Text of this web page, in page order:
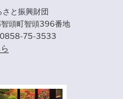
と振興財団
頭町智頭396番地
75-3533